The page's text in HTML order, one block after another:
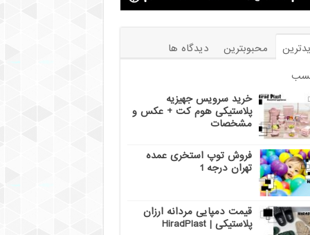
محبوبترین
دیدگاه ها
خرید سرویس جهیزیه
پلاستیکی هوم کت + عکس و
مشخصات
فروش توپ استخری عمده
تهران درجه 1
قیمت دمپایی مردانه ارزان
پلاستیکی | HiradPlast